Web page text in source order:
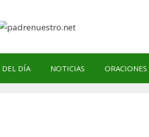
DEL DÍA NOTICIAS ORACIONES